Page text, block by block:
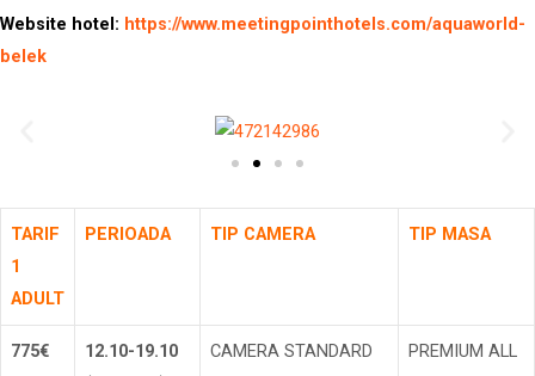
Website hotel: https://www.meetingpointhotels.com/aquaworld-
belek
TARIF
1
ADULT
PERIOADA TIP CAMERA TIP MASA
775€
12.10-19.10
CAMERA STANDARD
PREMIUM ALL